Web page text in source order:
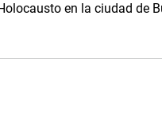
en la ciudad de